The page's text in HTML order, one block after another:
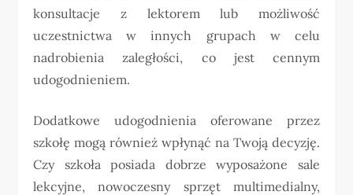
konsultacje z lektorem lub możliwość
uczestnictwa w innych grupach w celu
nadrobienia zaległości, co jest cennym
udogodnieniem.
Dodatkowe udogodnienia oferowane przez
szkołę mogą również wpłynąć na Twoją decyzję.
Czy szkoła posiada dobrze wyposażone sale
lekcyjne, nowoczesny sprzęt multimedialny,